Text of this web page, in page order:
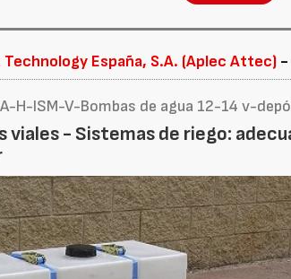
España, S.A. (Aplec Attec) -
H-ISM-V-Bombas de agua 12-14 v-
viales - Sistemas de riego: